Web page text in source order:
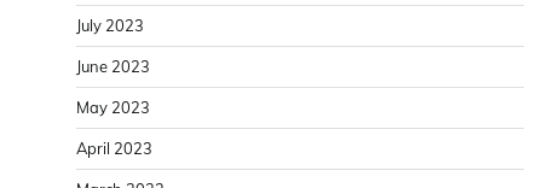
July 2023
June 2023
May 2023
April 2023